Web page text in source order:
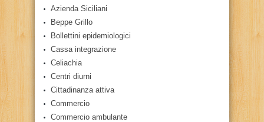
Azienda Siciliani
Beppe Grillo
Bollettini epidemiologici
Cassa integrazione
Celiachia
Centri diurni
Cittadinanza attiva
Commercio
Commercio ambulante